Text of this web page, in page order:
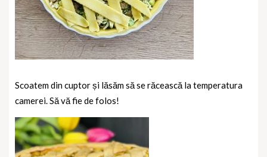
Scoatem din cuptor și lăsăm să se răcească la temperatura
camerei. Să vă fie de folos!